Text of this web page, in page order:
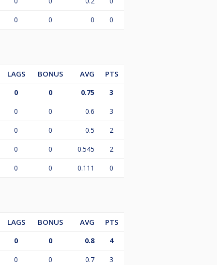
0 0 0 0
LAGS BONUS AVG PTS
0 0 0.75 3
0 0 0.6 3
0 0 0.5 2
0 0 0.545 2
0 0 0.111 0
LAGS BONUS AVG PTS
0 0 0.8 4
0 0 0.7 3